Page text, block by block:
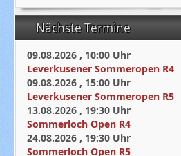
Nächste Termine
09.08.2026 , 10:00 Uhr
Leverkusener Sommeropen R4
09.08.2026 , 15:00 Uhr
Leverkusener Sommeropen R5
13.08.2026 , 19:30 Uhr
Sommerloch Open R4
24.08.2026 , 19:30 Uhr
Sommerloch Open R5